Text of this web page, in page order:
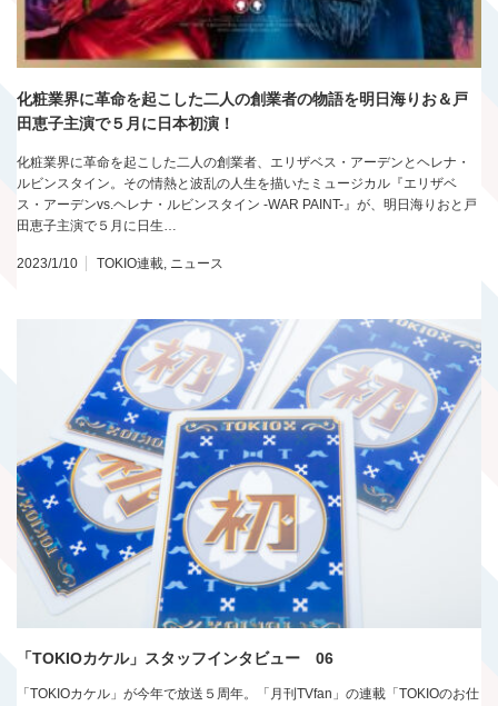
化粧業界に革命を起こした二人の創業者の物語を明日海りお＆戸
田恵子主演で５月に日本初演！
化粧業界に革命を起こした二人の創業者、エリザベス・アーデンとヘレナ・
ルビンスタイン。その情熱と波乱の人生を描いたミュージカル『エリザベ
ス・アーデンvs.ヘレナ・ルビンスタイン -WAR PAINT-』が、明日海りおと戸
田恵子主演で５月に日生…
2023/1/10 TOKIO連載, ニュース
「TOKIOカケル」スタッフインタビュー 06
「TOKIOカケル」が今年で放送５周年。「月刊TVfan」の連載「TOKIOのお仕